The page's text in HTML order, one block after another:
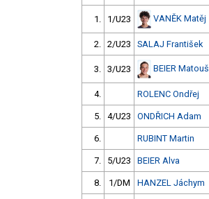
1. 1/U23 VANĚK Matěj
2. 2/U23 SALAJ František
3. 3/U23 BEIER Matouš
4. ROLENC Ondřej
5. 4/U23 ONDŘICH Adam
6. RUBINT Martin
7. 5/U23 BEIER Alva
8. 1/DM HANZEL Jáchym